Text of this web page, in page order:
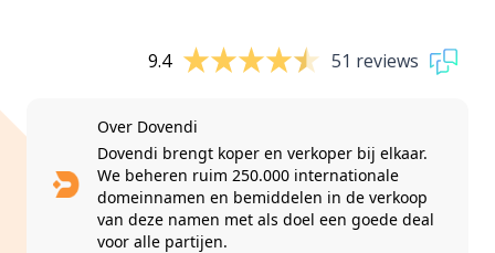
9.4 51 reviews
Over Dovendi
Dovendi brengt koper en verkoper bij elkaar.
We beheren ruim 250.000 internationale
domeinnamen en bemiddelen in de verkoop
van deze namen met als doel een goede deal
voor alle partijen.